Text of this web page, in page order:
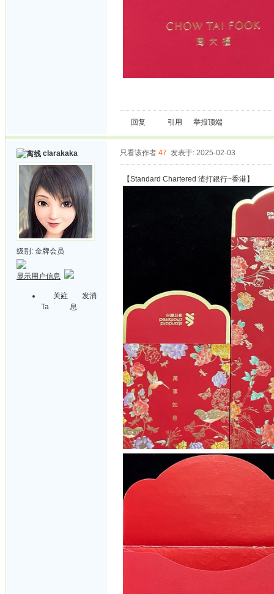
回复 引用 举报顶端
clarakaka
级别: 金牌会员
显示用户信息
关注
Ta
发消
息
只看该作者 47 发表于: 2025-02-03
【Standard Chartered 渣打銀行~香港】